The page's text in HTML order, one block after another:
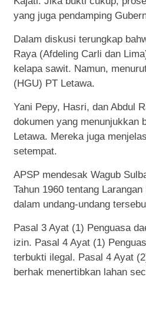
yang juga pendamping
Dalam diskusi terungkap
Raya (Afdeling Carli dan
kelapa sawit. Namun,
(HGU) PT Letawa.
Yani Pepy, Hasri, dan Abdul
dokumen yang menunjukkan
Letawa. Mereka juga
setempat.
APSP mendesak Wagub
Tahun 1960 tentang
dalam undang-undang
Pasal 3 Ayat (1) Penguasa
izin. Pasal 4 Ayat (1)
terbukti ilegal. Pasal 4 Ayat
berhak menertibkan lahan